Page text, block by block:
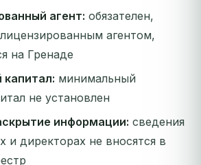
агент: обязателен,
агентом,
на Гренаде
минимальный
не установлен
информации: сведения
и директорах не вносятся в